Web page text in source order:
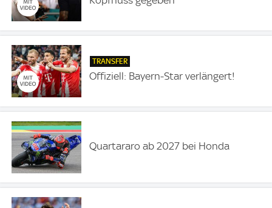
TRANSFER
Offiziell: Bayern-Star verlängert!
Quartararo ab 2027 bei Honda